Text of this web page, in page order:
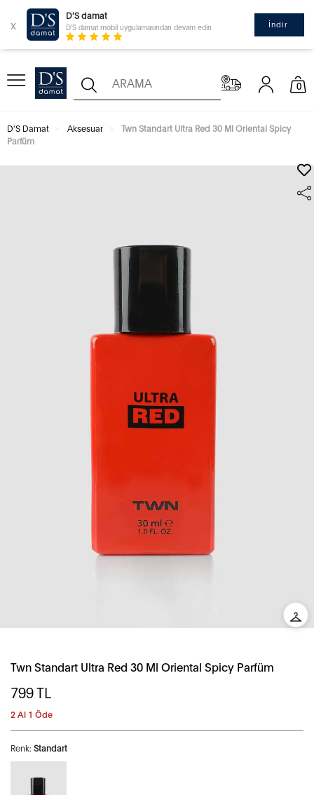
x
D'S damat
D'S damat mobil uygulamasından devam edin İndir
0
D'S Damat Aksesuar
Twn Standart Ultra Red 30 Ml Oriental Spicy
Parfüm
Twn Standart Ultra Red 30 Ml Oriental Spicy Parfüm
799TL
2 Al 1 Öde
Renk: Standart